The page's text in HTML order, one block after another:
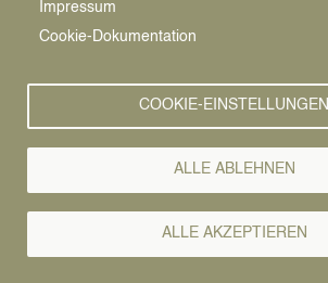
Frauenhilfe Mitte
Ansprechpartner
0236361282
k-sperzel@gmx.de
Landwehrring 1, 45711 Datteln
Impressum
Cookie-Dokumentation
COOKIE-EINSTELLUNGEN
ALLE ABLEHNEN
ALLE AKZEPTIEREN